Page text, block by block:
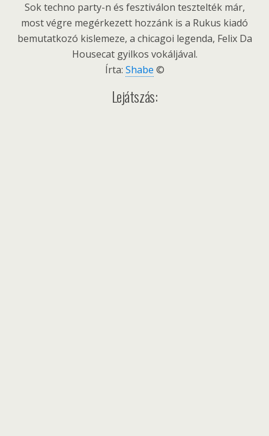
Sok techno party-n és fesztiválon tesztelték már,
most végre megérkezett hozzánk is a Rukus kiadó
bemutatkozó kislemeze, a chicagoi legenda, Felix Da
Housecat gyilkos vokáljával.
Írta: Shabe ©
Lejátszás: